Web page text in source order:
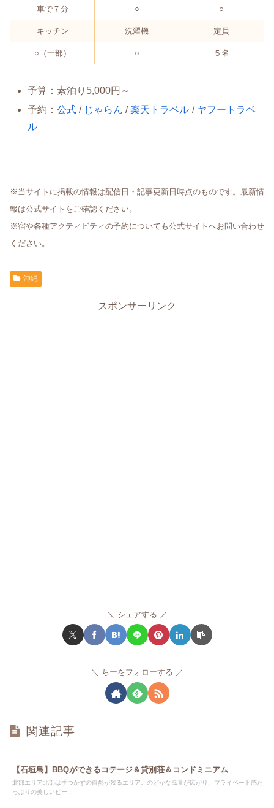
車で７分 ○ ○
キッチン 洗濯機 定員
○（一部） ○ ５名
予算：素泊り5,000円～
予約：公式 / じゃらん /楽天トラベル / ヤフートラベ
ル
※当サイトに掲載の情報は配信日・記事更新日時点のものです。最新情
報は公式サイトをご確認ください。
※宿や各種アクティビティの予約についても公式サイトへお問い合わせ
ください。
沖縄
スポンサーリンク
シェアする
ちーをフォローする
関連記事
【石垣島】BBQができるコテージ＆貸別荘＆コンドミニアム
北部エリア北部は手つかずの自然が残るエリア。のどかな風景が広がり、プライベート感た
っぷりの美しいビー...